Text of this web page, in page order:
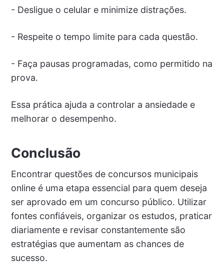
- Desligue o celular e minimize distrações.
- Respeite o tempo limite para cada questão.
- Faça pausas programadas, como permitido na
prova.
Essa prática ajuda a controlar a ansiedade e
melhorar o desempenho.
Conclusão
Encontrar questões de concursos municipais
online é uma etapa essencial para quem deseja
ser aprovado em um concurso público. Utilizar
fontes confiáveis, organizar os estudos, praticar
diariamente e revisar constantemente são
estratégias que aumentam as chances de
sucesso.